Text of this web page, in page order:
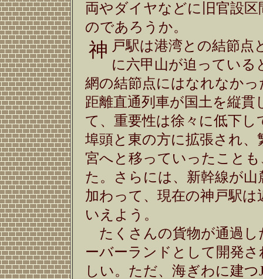
両やダイヤなどに旧官設
のであろうか。
神 戸駅は港湾との結節点
に六甲山が迫っている
網の結節点にはなれなか
距離直通列車が国土を縦
て、重要性は徐々に低下
埠頭と東の方に拡張され
宮へと移っていったこと
た。さらには、新幹線が
加わって、現在の神戸駅
いえよう。
たくさんの貨物が通過し
ーバーランドとして開発
しい。ただ、海ぎわに建